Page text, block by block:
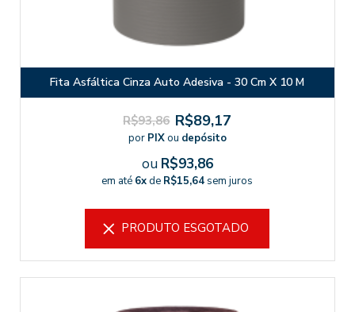
Fita Asfáltica Cinza Auto Adesiva - 30 Cm X 10 M
R$93,86 R$89,17
por PIXou depósito
ou R$93,86
em até 6xde R$15,64 sem juros
PRODUTO ESGOTADO